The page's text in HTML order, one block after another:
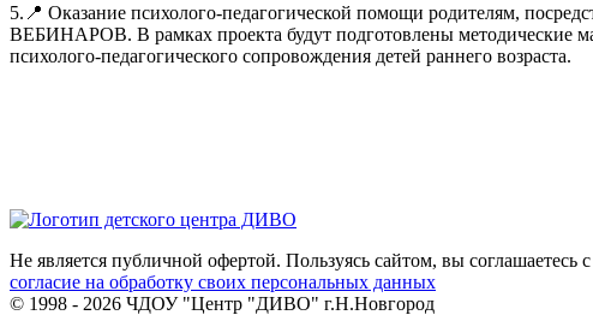
5.📍 Оказание психолого-педагогической помощи родителям,
ВЕБИНАРОВ. В рамках проекта будут подготовлены методические
психолого-педагогического сопровождения детей раннего возраста.
Не является публичной офертой. Пользуясь сайтом, вы соглашаетесь
согласие на обработку своих персональных данных
© 1998 - 2026 ЧДОУ "Центр "ДИВО" г.Н.Новгород